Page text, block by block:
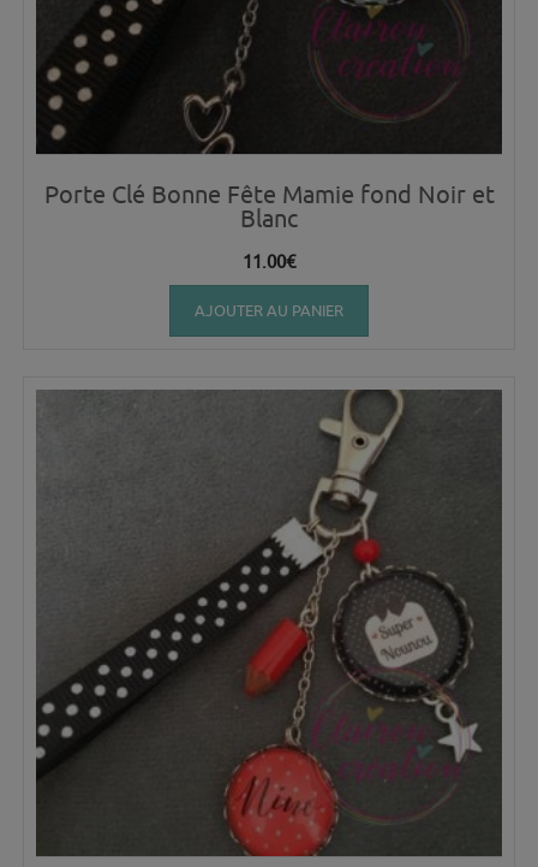
Porte Clé Bonne Fête Mamie fond Noir et
Blanc
11.00€
AJOUTER AU PANIER